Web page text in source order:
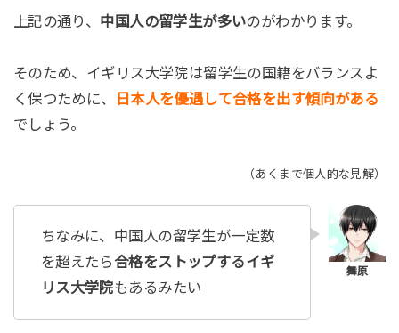
上記の通り、 中国人の留学生が多いのがわかります。
そのため、イギリス大学院は留学生の国籍をバランスよ
く保つために、
日本人を優遇して合格を出す傾向がある
でしょう。
（あくまで個人的な見解）
ちなみに、中国人の留学生が一定数
を超えたら合格をストップするイギ
リス大学院もあるみたい